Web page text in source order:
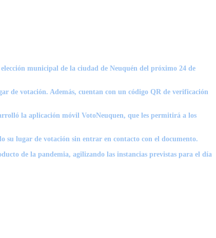
municipal de la ciudad de Neuquén del próximo 24 de
de votación. Además, cuentan con un código QR de verificación
la aplicación móvil VotoNeuquen, que les permitirá a los
su lugar de votación sin entrar en contacto con el documento.
de la pandemia, agilizando las instancias previstas para el día